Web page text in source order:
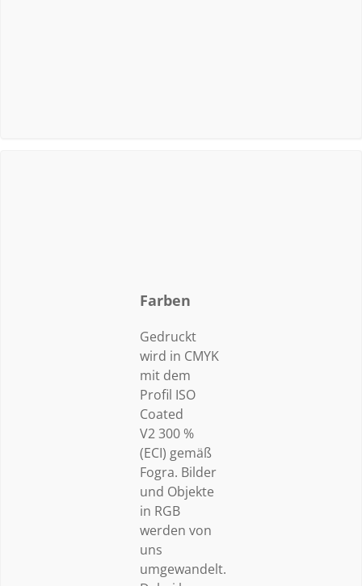
Farben
Gedruckt
wird in CMYK
mit dem
Profil ISO
Coated
V2 300 %
(ECI) gemäß
Fogra. Bilder
und Objekte
in RGB
werden von
uns
umgewandelt.